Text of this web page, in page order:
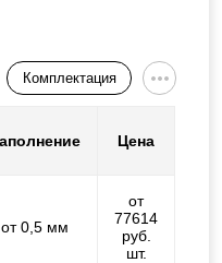
Комплектация
Цена
от 0,5 мм
от
77614
руб.
шт.